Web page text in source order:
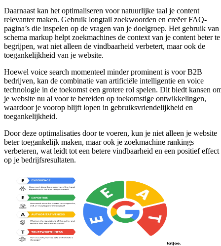
Daarnaast kan het optimaliseren voor natuurlijke taal je content
relevanter maken. Gebruik longtail zoekwoorden en creëer FAQ-
pagina’s die inspelen op de vragen van je doelgroep. Het gebruik van
schema markup helpt zoekmachines de context van je content beter te
begrijpen, wat niet alleen de vindbaarheid verbetert, maar ook de
toegankelijkheid van je website.
Hoewel voice search momenteel minder prominent is voor B2B
bedrijven, kan de combinatie van artificiële intelligentie en voice
technologie in de toekomst een grotere rol spelen. Dit biedt kansen
je website nu al voor te bereiden op toekomstige ontwikkelingen,
waardoor je voorop blijft lopen in gebruiksvriendelijkheid en
toegankelijkheid.
Door deze optimalisaties door te voeren, kun je niet alleen je website
beter toegankelijk maken, maar ook je zoekmachine rankings
verbeteren, wat leidt tot een betere vindbaarheid en een positief effect
op je bedrijfsresultaten.